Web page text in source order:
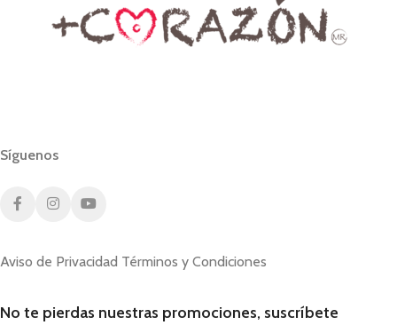
Síguenos
Aviso de Privacidad Términos y Condiciones
No te pierdas nuestras promociones, suscríbete